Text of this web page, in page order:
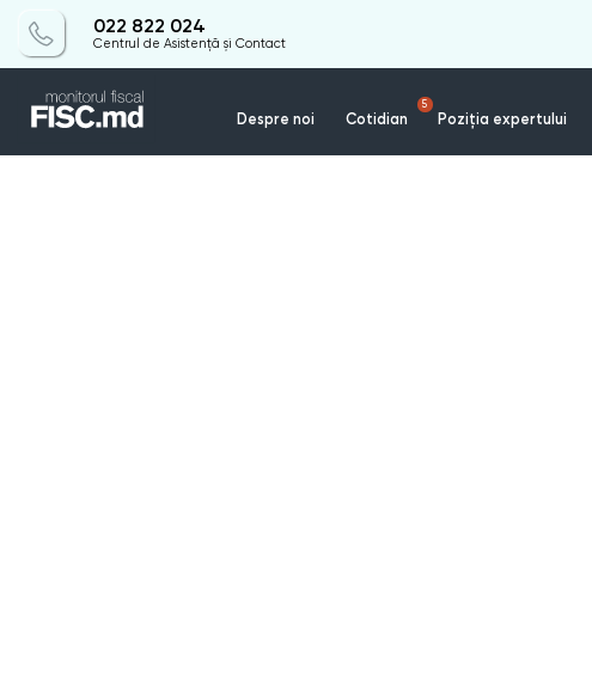
022 822 024
Centrul de Asistență și Contact
Despre noi Cotidian
5
Poziția expertului